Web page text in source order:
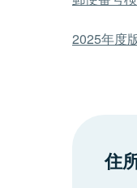
2025年度
住